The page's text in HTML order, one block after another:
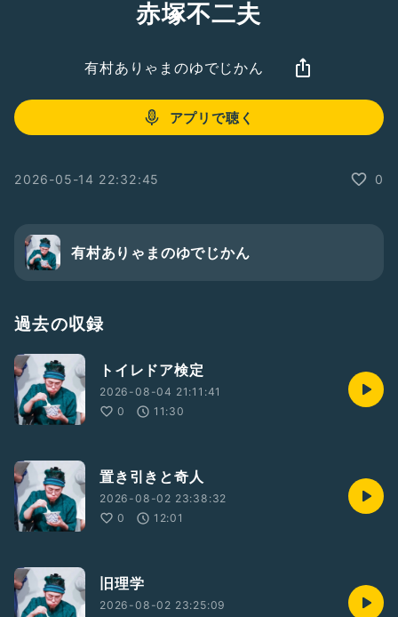
赤塚不二夫
有村ありゃまのゆでじかん
アプリで聴く
2026-05-14 22:32:45 0
有村ありゃまのゆでじかん
過去の収録
トイレドア検定
2026-08-04 21:11:41
0
11:30
置き引きと奇人
2026-08-02 23:38:32
0
12:01
旧理学
2026-08-02 23:25:09